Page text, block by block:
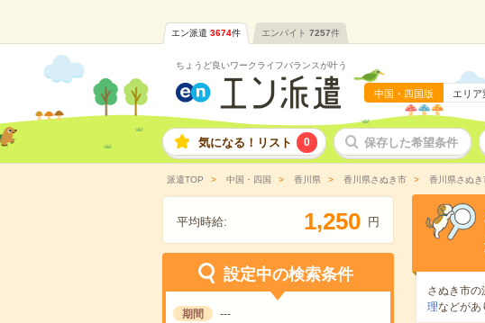
エン派遣 3674件 エンバイト 7257件
ちょうど良いワークライフバランスが叶う
中国・四国版 エリア
気になる！リスト 0 保存した希望条件
派遣TOP 中国・四国 香川県 香川県さぬき市 香川県さぬ
平均時給: 1,250 円
設定中の検索条件
期間 ---
さぬき市の
理などがあ